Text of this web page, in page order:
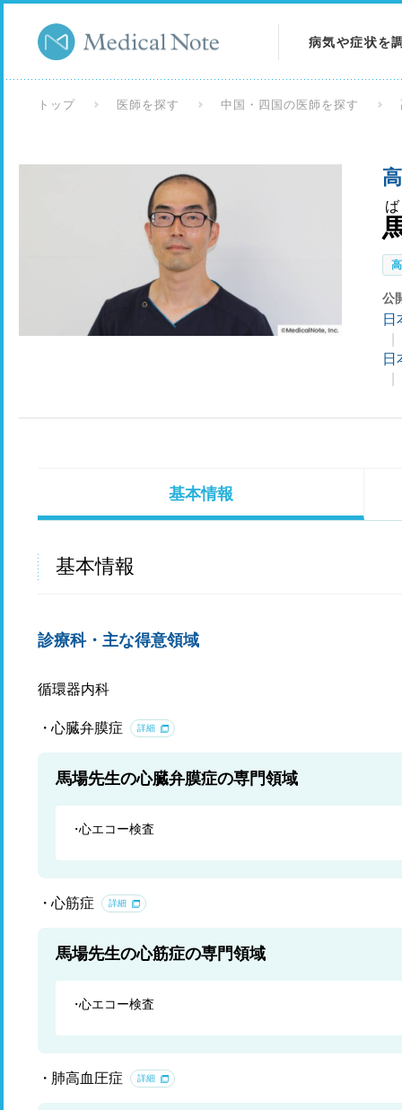
病気や症状を
検査を調べる
トップ 医師を探す 中国・四国の医師を探す
公
日
日
基本情報
基本情報
診療科・主な得意領域
循環器内科
心臓弁膜症 詳細
馬場先生の心臓弁膜症の専門領域
心エコー検査
心筋症 詳細
馬場先生の心筋症の専門領域
心エコー検査
肺高血圧症 詳細